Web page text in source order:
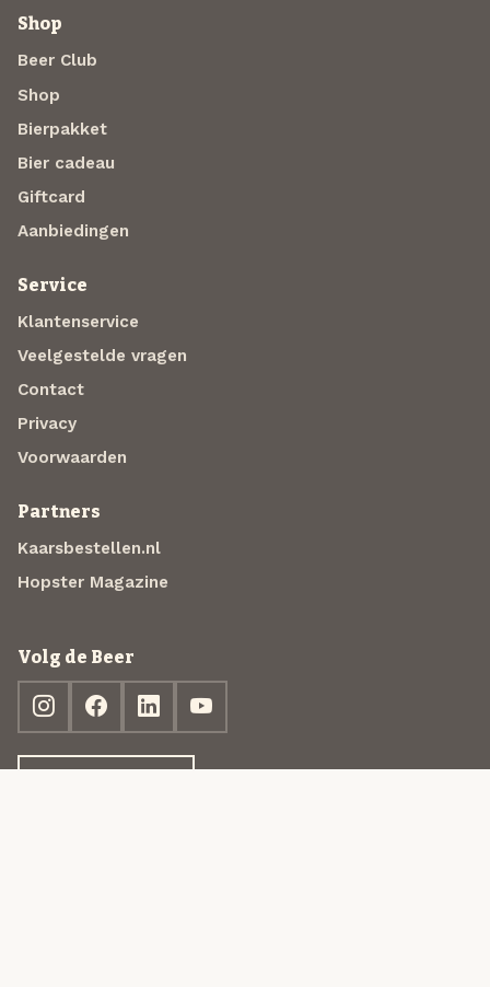
Shop
Beer Club
Shop
Bierpakket
Bier cadeau
Giftcard
Aanbiedingen
Service
Klantenservice
Veelgestelde vragen
Contact
Privacy
Voorwaarden
Partners
Kaarsbestellen.nl
Hopster Magazine
Volg de Beer